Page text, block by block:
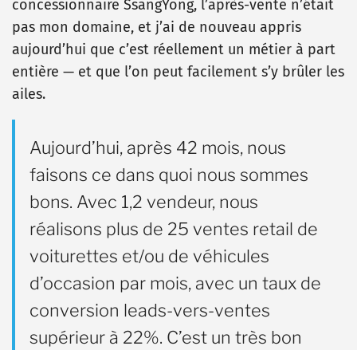
concessionnaire SsangYong, l’après-vente n’était
pas mon domaine, et j’ai de nouveau appris
aujourd’hui que c’est réellement un métier à part
entière — et que l’on peut facilement s’y brûler les
ailes.
Aujourd’hui, après 42 mois, nous
faisons ce dans quoi nous sommes
bons. Avec 1,2 vendeur, nous
réalisons plus de 25 ventes retail de
voiturettes et/ou de véhicules
d’occasion par mois, avec un taux de
conversion leads-vers-ventes
supérieur à 22%. C’est un très bon